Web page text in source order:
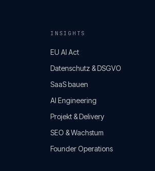
INSIGHTS
EU AI Act
Datenschutz & DSGVO
SaaS bauen
AI Engineering
Projekt & Delivery
SEO & Wachstum
Founder Operations